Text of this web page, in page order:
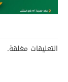
التعليقات مغلقة.